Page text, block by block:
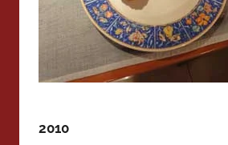
2010